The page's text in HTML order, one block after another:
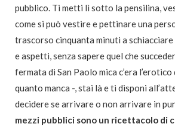
pubblico. Ti metti lì sotto la pensilina,
come si può vestire e pettinare una
trascorso cinquanta minuti a
e aspetti, senza sapere quel che
fermata di San Paolo mica c’era
quanto manca -, stai là e ti disponi
decidere se arrivare o non arrivare in
mezzi pubblici sono un ricettacolo di